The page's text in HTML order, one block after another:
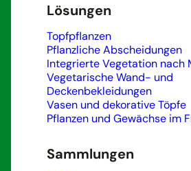
Lösungen
Topfpflanzen
Pflanzliche Abscheidungen
Integrierte Vegetation nach
Vegetarische Wand- und
Deckenbekleidungen
Vasen und dekorative Töpfe
Pflanzen und Gewächse im
Sammlungen